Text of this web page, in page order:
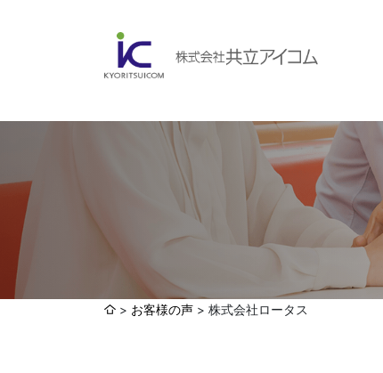
会社案内 ABOUBT US
Web制作・ホームページ制作
ホームページ制作・運営
ランディングページ制作
Web分析・改善・コンサルティング
インターネット広告代行
お客様の声 株式会社ロータス